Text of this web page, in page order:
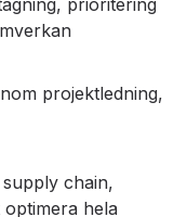
prioritering
projektledning,
chain,
hela